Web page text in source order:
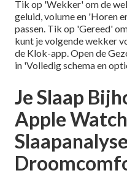
Tik op 'Wekker' om de
geluid, volume en 'Horen
passen. Tik op 'Gereed'
kunt je volgende wekker
de Klok-app. Open de
in 'Volledig schema en
Je Slaap
Apple Watch